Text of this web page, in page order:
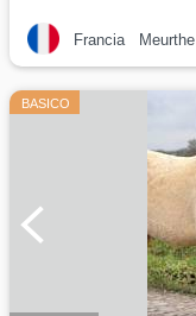
Francia
BASICO